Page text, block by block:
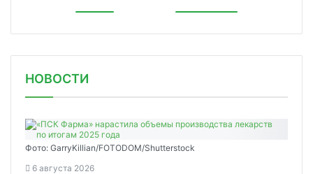
НОВОСТИ
Фото: GarryKillian/FOTODOM/Shutterstock
6 августа 2026